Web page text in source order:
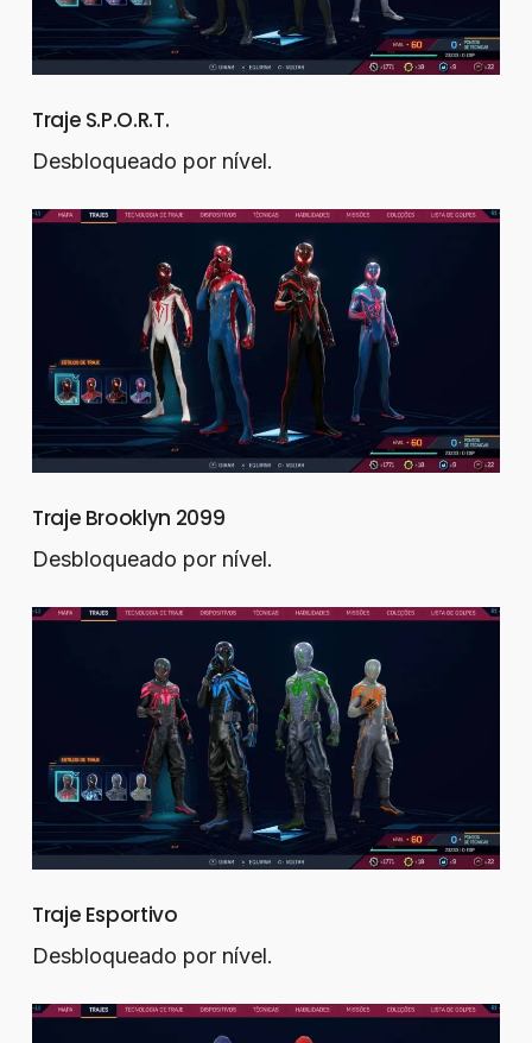
Traje S.P.O.R.T.
Desbloqueado por nível.
Traje Brooklyn 2099
Desbloqueado por nível.
Traje Esportivo
Desbloqueado por nível.